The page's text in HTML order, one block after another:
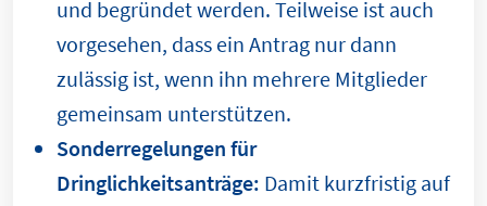
und begründet werden. Teilweise ist auch
vorgesehen, dass ein Antrag nur dann
zulässig ist, wenn ihn mehrere Mitglieder
gemeinsam unterstützen.
Sonderregelungen für
Dringlichkeitsanträge: Damit kurzfristig auf